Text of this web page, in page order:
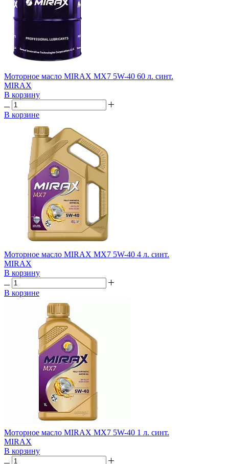
Моторное масло MIRAX MX7 5W-40 60 л. синт.
MIRAX
В корзину
В корзине
Моторное масло MIRAX MX7 5W-40 4 л. синт.
MIRAX
В корзину
В корзине
Моторное масло MIRAX MX7 5W-40 1 л. синт.
MIRAX
В корзину